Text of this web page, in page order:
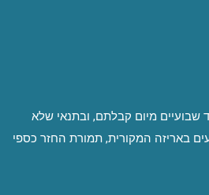
שבועיים מיום קבלתם, ובתנאי שלא
באריזה המקורית, תמורת החזר כספי